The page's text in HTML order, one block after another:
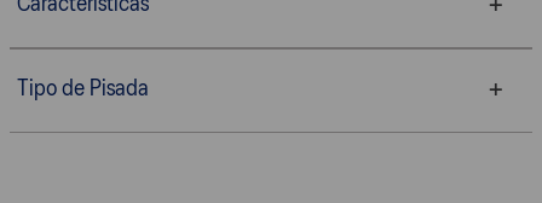
Características
Tipo de Pisada